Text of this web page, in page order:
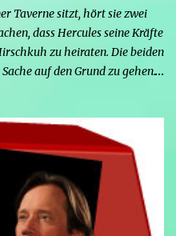
Taverne sitzt, hört sie zwei
dass Hercules seine Kräfte
zu heiraten. Die beiden
auf den Grund zu gehen.
von Hercules sein, sondern
sich zu verwandeln. Mars
weil er Xena davon
sein zu wollen, und
Vollendung. Einige Männer
sich Hercules seiner Frau zur